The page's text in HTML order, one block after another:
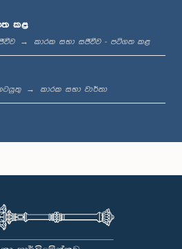
කළ
කාරක සභා සජීවීව - පටිගත කළ
කාරක සභා වාර්තා